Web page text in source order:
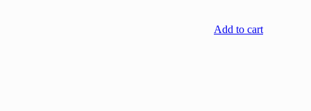
Add to cart